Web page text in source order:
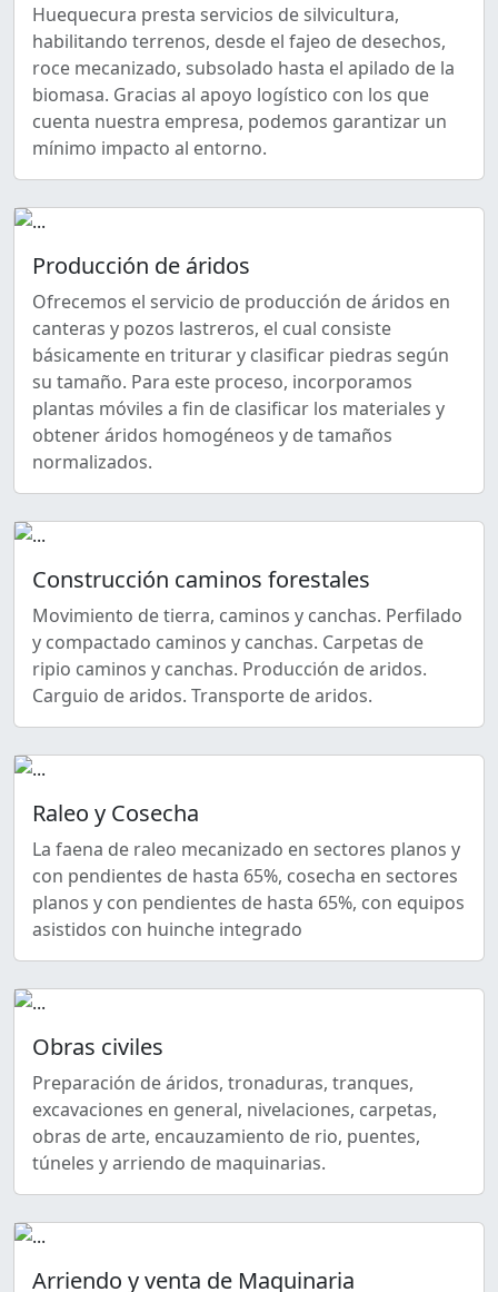
Huequecura presta servicios de silvicultura,
habilitando terrenos, desde el fajeo de desechos,
roce mecanizado, subsolado hasta el apilado de la
biomasa. Gracias al apoyo logístico con los que
cuenta nuestra empresa, podemos garantizar un
mínimo impacto al entorno.
Producción de áridos
Ofrecemos el servicio de producción de áridos en
canteras y pozos lastreros, el cual consiste
básicamente en triturar y clasificar piedras según
su tamaño. Para este proceso, incorporamos
plantas móviles a fin de clasificar los materiales y
obtener áridos homogéneos y de tamaños
normalizados.
Construcción caminos forestales
Movimiento de tierra, caminos y canchas. Perfilado
y compactado caminos y canchas. Carpetas de
ripio caminos y canchas. Producción de aridos.
Carguio de aridos. Transporte de aridos.
Raleo y Cosecha
La faena de raleo mecanizado en sectores planos y
con pendientes de hasta 65%, cosecha en sectores
planos y con pendientes de hasta 65%, con equipos
asistidos con huinche integrado
Obras civiles
Preparación de áridos, tronaduras, tranques,
excavaciones en general, nivelaciones, carpetas,
obras de arte, encauzamiento de rio, puentes,
túneles y arriendo de maquinarias.
Arriendo y venta de Maquinaria